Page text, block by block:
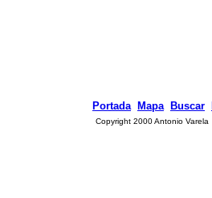
Portada Mapa Buscar
Copyright 2000 Antonio Varela